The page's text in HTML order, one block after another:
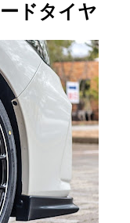
ドタイヤ